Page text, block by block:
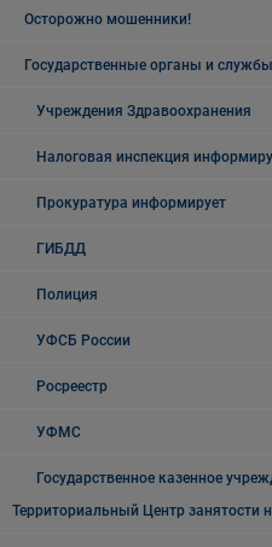
Осторожно мошенники!
Государственные органы и
Учреждения Здравоохранения
Налоговая инспекция
Прокуратура информирует
ГИБДД
Полиция
УФСБ России
Росреестр
УФМС
Государственное казенное
Территориальный Центр занятости